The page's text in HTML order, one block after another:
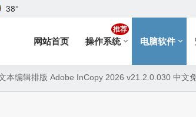
38°
网站首页 操作系统
推荐
电脑软件
本编辑排版 Adobe InCopy 2026 v21.2.0.030 中文